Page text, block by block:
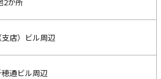
店）ビル周辺
通ビル周辺